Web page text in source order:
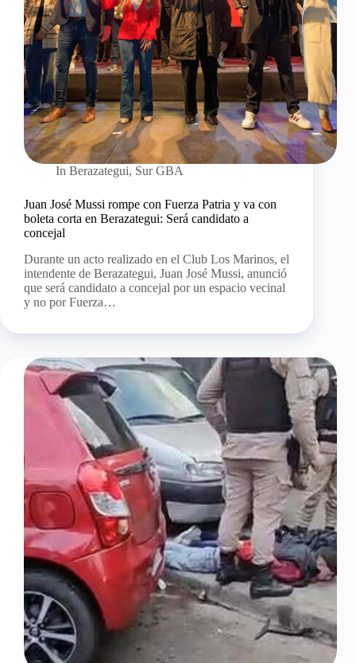
In Berazategui, Sur GBA
Juan José Mussi rompe con Fuerza Patria y va con
boleta corta en Berazategui: Será candidato a
concejal
Durante un acto realizado en el Club Los Marinos, el
intendente de Berazategui, Juan José Mussi, anunció
que será candidato a concejal por un espacio vecinal
y no por Fuerza…